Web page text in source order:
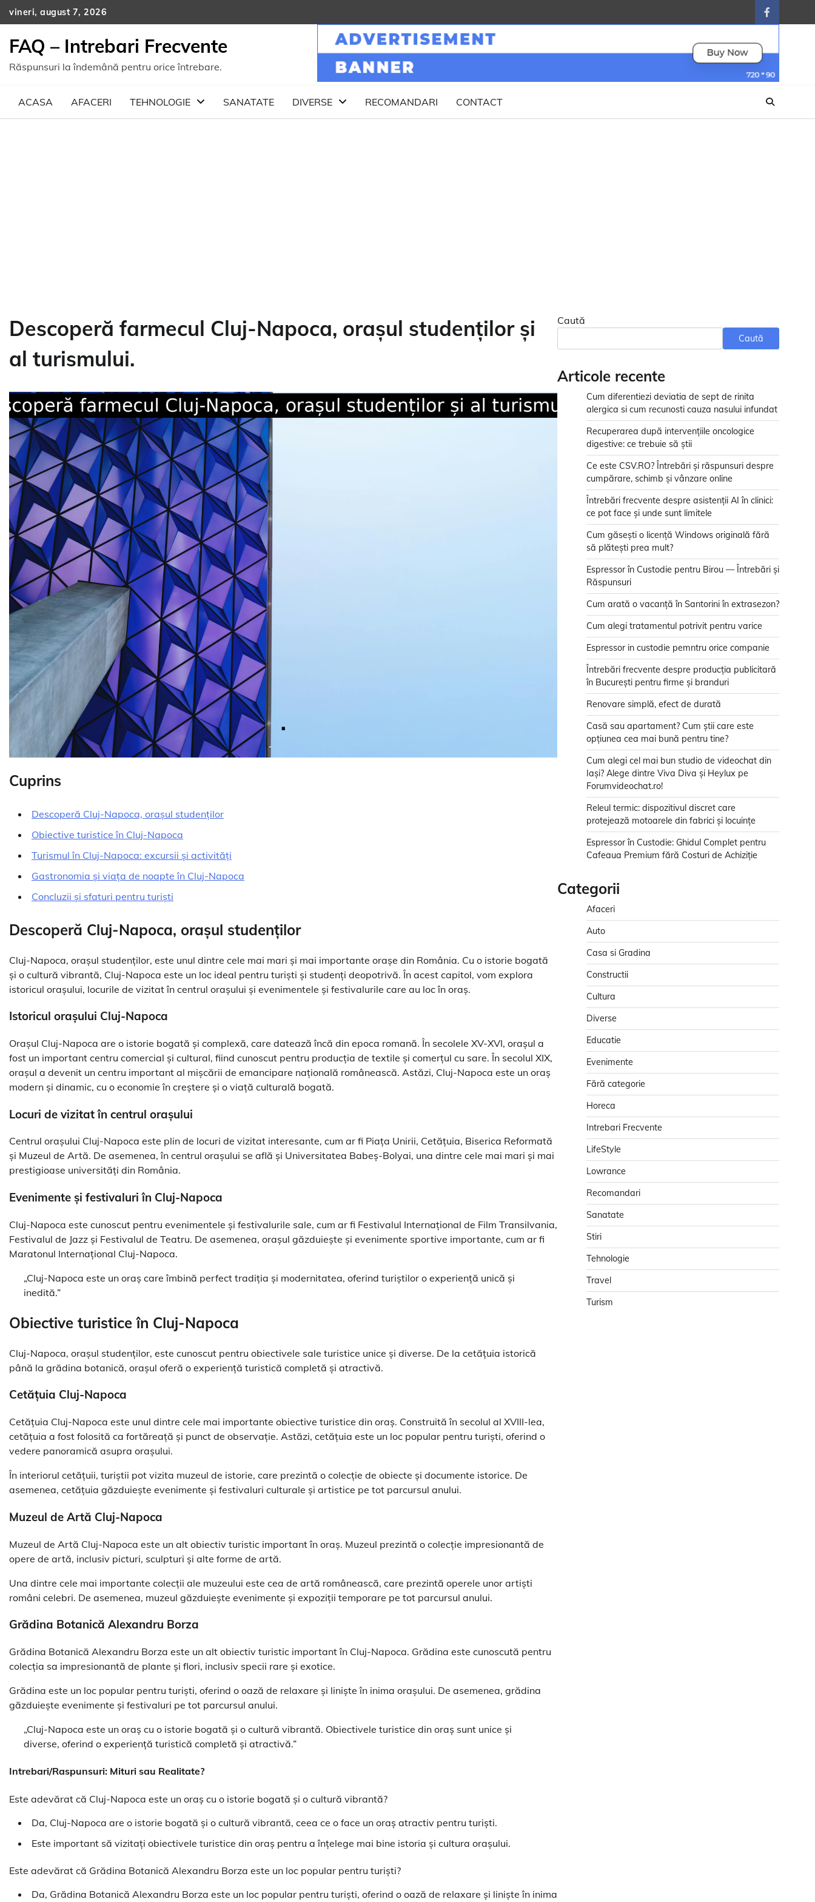
Skip
to
vineri, august 7, 2026
facebook
FAQ – Intrebari Frecvente
Răspunsuri la îndemână pentru orice întrebare.
ACASA AFACERI TEHNOLOGIE SANATATE DIVERSE RECOMANDARI CONTACT
Descoperă farmecul Cluj-Napoca, orașul studenților și
al turismului.
Cuprins
Descoperă Cluj-Napoca, orașul studenților
Obiective turistice în Cluj-Napoca
Turismul în Cluj-Napoca: excursii și activități
Gastronomia și viața de noapte în Cluj-Napoca
Concluzii și sfaturi pentru turiști
Descoperă Cluj-Napoca, orașul studenților
Cluj-Napoca, orașul studenților, este unul dintre cele mai mari și mai importante orașe din România. Cu o istorie bogată
și o cultură vibrantă, Cluj-Napoca este un loc ideal pentru turiști și studenți deopotrivă. În acest capitol, vom explora
istoricul orașului, locurile de vizitat în centrul orașului și evenimentele și festivalurile care au loc în oraș.
Istoricul orașului Cluj-Napoca
Orașul Cluj-Napoca are o istorie bogată și complexă, care datează încă din epoca romană. În secolele XV-XVI, orașul a
fost un important centru comercial și cultural, fiind cunoscut pentru producția de textile și comerțul cu sare. În secolul XIX,
orașul a devenit un centru important al mișcării de emancipare națională românească. Astăzi, Cluj-Napoca este un oraș
modern și dinamic, cu o economie în creștere și o viață culturală bogată.
Locuri de vizitat în centrul orașului
Centrul orașului Cluj-Napoca este plin de locuri de vizitat interesante, cum ar fi Piața Unirii, Cetățuia, Biserica Reformată
și Muzeul de Artă. De asemenea, în centrul orașului se află și Universitatea Babeș-Bolyai, una dintre cele mai mari și mai
prestigioase universități din România.
Evenimente și festivaluri în Cluj-Napoca
Cluj-Napoca este cunoscut pentru evenimentele și festivalurile sale, cum ar fi Festivalul Internațional de Film Transilvania,
Festivalul de Jazz și Festivalul de Teatru. De asemenea, orașul găzduiește și evenimente sportive importante, cum ar fi
Maratonul Internațional Cluj-Napoca.
„Cluj-Napoca este un oraș care îmbină perfect tradiția și modernitatea, oferind turiștilor o experiență unică și
inedită.”
Obiective turistice în Cluj-Napoca
Cluj-Napoca, orașul studenților, este cunoscut pentru obiectivele sale turistice unice și diverse. De la cetățuia istorică
până la grădina botanică, orașul oferă o experiență turistică completă și atractivă.
Cetățuia Cluj-Napoca
Cetățuia Cluj-Napoca este unul dintre cele mai importante obiective turistice din oraș. Construită în secolul al XVIII-lea,
cetățuia a fost folosită ca fortăreață și punct de observație. Astăzi, cetățuia este un loc popular pentru turiști, oferind o
vedere panoramică asupra orașului.
În interiorul cetățuii, turiștii pot vizita muzeul de istorie, care prezintă o colecție de obiecte și documente istorice. De
asemenea, cetățuia găzduiește evenimente și festivaluri culturale și artistice pe tot parcursul anului.
Muzeul de Artă Cluj-Napoca
Muzeul de Artă Cluj-Napoca este un alt obiectiv turistic important în oraș. Muzeul prezintă o colecție impresionantă de
opere de artă, inclusiv picturi, sculpturi și alte forme de artă.
Una dintre cele mai importante colecții ale muzeului este cea de artă românească, care prezintă operele unor artiști
români celebri. De asemenea, muzeul găzduiește evenimente și expoziții temporare pe tot parcursul anului.
Grădina Botanică Alexandru Borza
Grădina Botanică Alexandru Borza este un alt obiectiv turistic important în Cluj-Napoca. Grădina este cunoscută pentru
colecția sa impresionantă de plante și flori, inclusiv specii rare și exotice.
Grădina este un loc popular pentru turiști, oferind o oază de relaxare și liniște în inima orașului. De asemenea, grădina
găzduiește evenimente și festivaluri pe tot parcursul anului.
„Cluj-Napoca este un oraș cu o istorie bogată și o cultură vibrantă. Obiectivele turistice din oraș sunt unice și
diverse, oferind o experiență turistică completă și atractivă.”
Intrebari/Raspunsuri: Mituri sau Realitate?
Este adevărat că Cluj-Napoca este un oraș cu o istorie bogată și o cultură vibrantă?
Da, Cluj-Napoca are o istorie bogată și o cultură vibrantă, ceea ce o face un oraș atractiv pentru turiști.
Este important să vizitați obiectivele turistice din oraș pentru a înțelege mai bine istoria și cultura orașului.
Este adevărat că Grădina Botanică Alexandru Borza este un loc popular pentru turiști?
Da, Grădina Botanică Alexandru Borza este un loc popular pentru turiști, oferind o oază de relaxare și liniște în inima
Caută
Caută
Articole recente
Cum diferentiezi deviatia de sept de rinita
alergica si cum recunosti cauza nasului infundat
Recuperarea după intervențiile oncologice
digestive: ce trebuie să știi
Ce este CSV.RO? Întrebări și răspunsuri despre
cumpărare, schimb și vânzare online
Întrebări frecvente despre asistenții AI în clinici:
ce pot face și unde sunt limitele
Cum găsești o licență Windows originală fără
să plătești prea mult?
Espressor în Custodie pentru Birou — Întrebări și
Răspunsuri
Cum arată o vacanță în Santorini în extrasezon?
Cum alegi tratamentul potrivit pentru varice
Espressor in custodie pemntru orice companie
Întrebări frecvente despre producția publicitară
în București pentru firme și branduri
Renovare simplă, efect de durată
Casă sau apartament? Cum știi care este
opțiunea cea mai bună pentru tine?
Cum alegi cel mai bun studio de videochat din
Iași? Alege dintre Viva Diva și Heylux pe
Forumvideochat.ro!
Releul termic: dispozitivul discret care
protejează motoarele din fabrici și locuințe
Espressor în Custodie: Ghidul Complet pentru
Cafeaua Premium fără Costuri de Achiziție
Categorii
Afaceri
Auto
Casa si Gradina
Constructii
Cultura
Diverse
Educatie
Evenimente
Fără categorie
Horeca
Intrebari Frecvente
LifeStyle
Lowrance
Recomandari
Sanatate
Stiri
Tehnologie
Travel
Turism